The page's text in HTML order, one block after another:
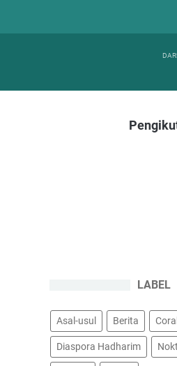
LABEL
Asal-usul Berita
Diaspora Hadharim